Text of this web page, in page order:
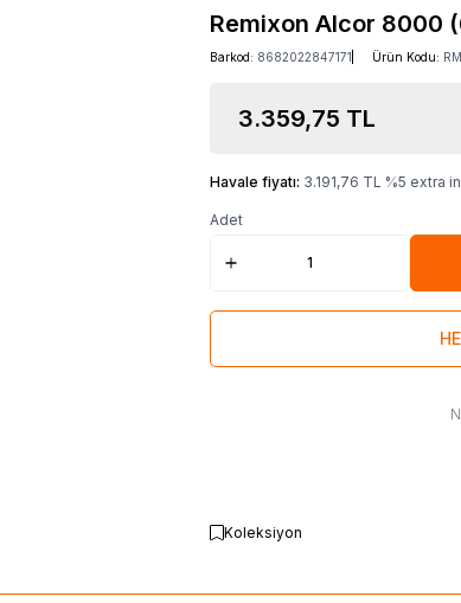
Remixon Alcor 8000
Barkod: 8682022847171 Ürün Kodu:
3.359,75 TL
Havale fiyatı: 3.191,76 TL %5 extra
Adet
Koleksiyon